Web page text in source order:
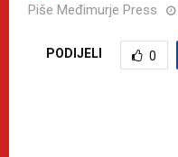
Piše Međimurje Press
PODIJELI 0